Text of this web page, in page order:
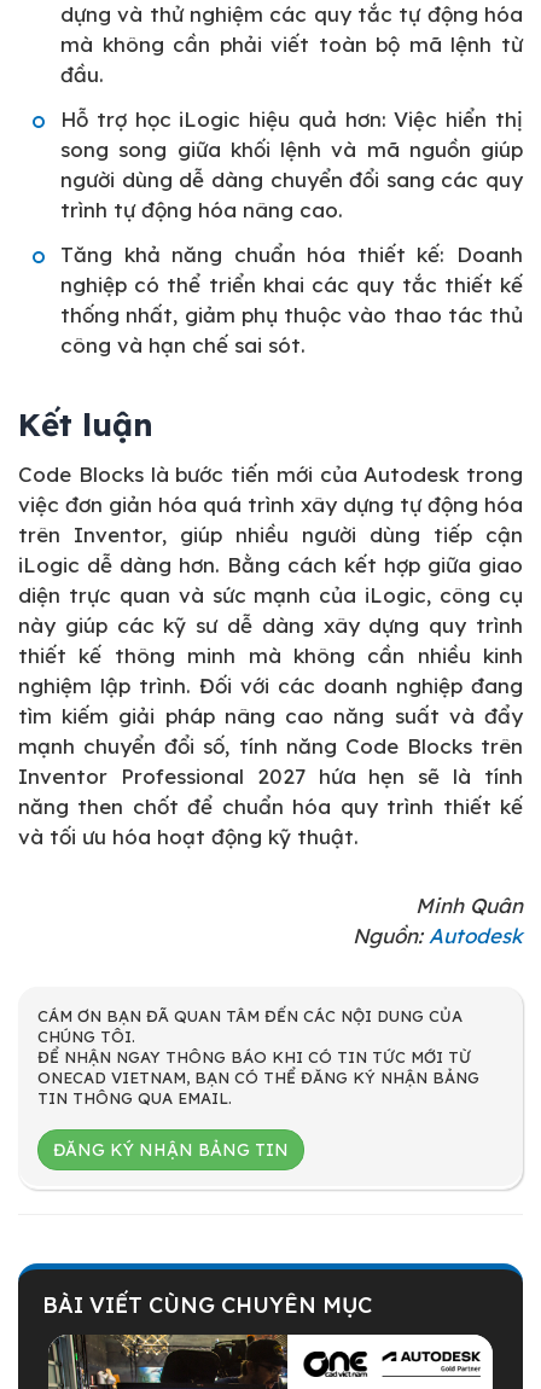
dựng và thử nghiệm các quy tắc tự động hóa
mà không cần phải viết toàn bộ mã lệnh từ
đầu.
Hỗ trợ học iLogic hiệu quả hơn: Việc hiển thị
song song giữa khối lệnh và mã nguồn giúp
người dùng dễ dàng chuyển đổi sang các quy
trình tự động hóa nâng cao.
Tăng khả năng chuẩn hóa thiết kế: Doanh
nghiệp có thể triển khai các quy tắc thiết kế
thống nhất, giảm phụ thuộc vào thao tác thủ
công và hạn chế sai sót.
Kết luận
Code Blocks là bước tiến mới của Autodesk trong
việc đơn giản hóa quá trình xây dựng tự động hóa
trên Inventor, giúp nhiều người dùng tiếp cận
iLogic dễ dàng hơn. Bằng cách kết hợp giữa giao
diện trực quan và sức mạnh của iLogic, công cụ
này giúp các kỹ sư dễ dàng xây dựng quy trình
thiết kế thông minh mà không cần nhiều kinh
nghiệm lập trình. Đối với các doanh nghiệp đang
tìm kiếm giải pháp nâng cao năng suất và đẩy
mạnh chuyển đổi số, tính năng Code Blocks trên
Inventor Professional 2027 hứa hẹn sẽ là tính
năng then chốt để chuẩn hóa quy trình thiết kế
và tối ưu hóa hoạt động kỹ thuật.
Minh Quân
Nguồn:Autodesk
CÁM ƠN BẠN ĐÃ QUAN TÂM ĐẾN CÁC NỘI DUNG CỦA
CHÚNG TÔI.
ĐỂ NHẬN NGAY THÔNG BÁO KHI CÓ TIN TỨC MỚI TỪ
ONECAD VIETNAM, BẠN CÓ THỂ ĐĂNG KÝ NHẬN BẢNG
TIN THÔNG QUA EMAIL.
ĐĂNG KÝ NHẬN BẢNG TIN
BÀI VIẾT CÙNG CHUYÊN MỤC